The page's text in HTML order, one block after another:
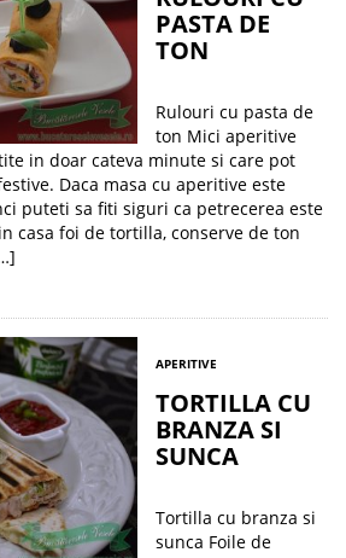
PASTA DE
TON
Rulouri cu pasta de
ton Mici aperitive
in doar cateva minute si care pot
Daca masa cu aperitive este
puteti sa fiti siguri ca petrecerea este
casa foi de tortilla, conserve de ton
APERITIVE
TORTILLA CU
BRANZA SI
SUNCA
Tortilla cu branza si
sunca Foile de